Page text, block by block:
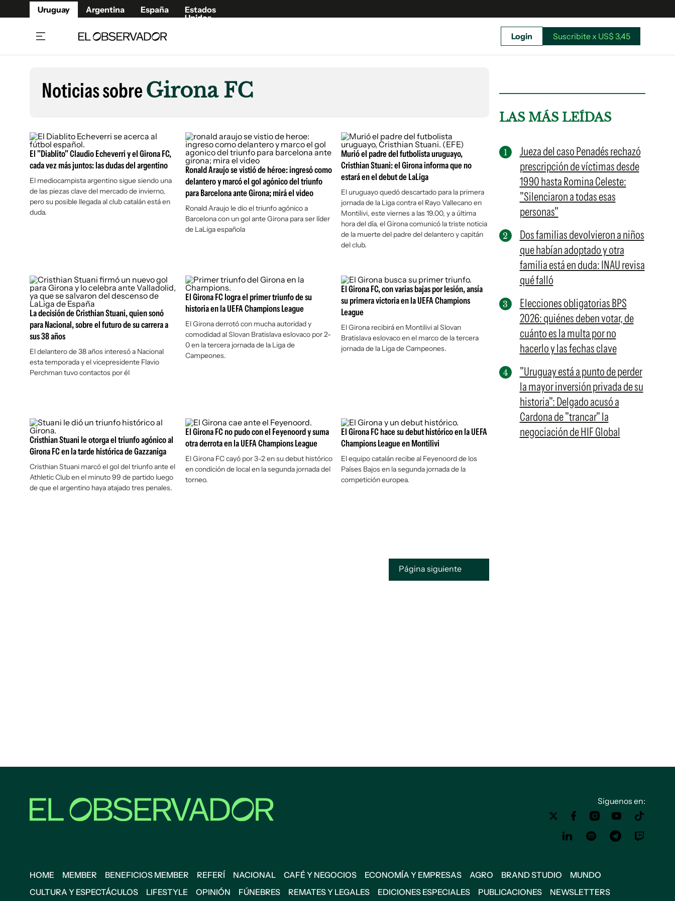
Uruguay Argentina España
Estados
Unidos
Beneficios Member
Café y Negocios
Economía y Empresas
Agro
Brand Studio
Mundo
Cultura y Espectáculos
Fúnebres
Publicaciones
Newsletters
Argentina
España
Suscribite x US$ 3,45
Login Suscribite x US$ 3,45
Noticias sobreGirona FC
El "Diablito" Claudio Echeverri y el Girona FC,
cada vez más juntos: las dudas del argentino
El mediocampista argentino sigue siendo una
de las piezas clave del mercado de invierno,
pero su posible llegada al club catalán está en
duda.
Ronald Araujo se vistió de héroe: ingresó como
delantero y marcó el gol agónico del triunfo
para Barcelona ante Girona; mirá el video
Ronald Araujo le dio el triunfo agónico a
Barcelona con un gol ante Girona para ser líder
de LaLiga española
Murió el padre del futbolista uruguayo,
Cristhian Stuani: el Girona informa que no
estará en el debut de LaLiga
El uruguayo quedó descartado para la primera
jornada de la Liga contra el Rayo Vallecano en
Montilivi, este viernes a las 19.00, y a última
hora del día, el Girona comunicó la triste noticia
de la muerte del padre del delantero y capitán
del club.
La decisión de Cristhian Stuani, quien sonó
para Nacional, sobre el futuro de su carrera a
sus 38 años
El delantero de 38 años interesó a Nacional
esta temporada y el vicepresidente Flavio
Perchman tuvo contactos por él
El Girona FC logra el primer triunfo de su
historia en la UEFA Champions League
El Girona derrotó con mucha autoridad y
comodidad al Slovan Bratislava eslovaco por 2-
0 en la tercera jornada de la Liga de
Campeones.
El Girona FC, con varias bajas por lesión, ansía
su primera victoria en la UEFA Champions
League
El Girona recibirá en Montilivi al Slovan
Bratislava eslovaco en el marco de la tercera
jornada de la Liga de Campeones.
Cristhian Stuani le otorga el triunfo agónico al
Girona FC en la tarde histórica de Gazzaniga
Cristhian Stuani marcó el gol del triunfo ante el
Athletic Club en el minuto 99 de partido luego
de que el argentino haya atajado tres penales.
El Girona FC no pudo con el Feyenoord y suma
otra derrota en la UEFA Champions League
El Girona FC cayó por 3-2 en su debut histórico
en condición de local en la segunda jornada del
torneo.
El Girona FC hace su debut histórico en la UEFA
Champions League en Montilivi
El equipo catalán recibe al Feyenoord de los
Países Bajos en la segunda jornada de la
competición europea.
Página siguiente
LAS MÁS LEÍDAS
Jueza del caso Penadés rechazó
prescripción de víctimas desde
1990 hasta Romina Celeste:
"Silenciaron a todas esas
personas"
Dos familias devolvieron a niños
que habían adoptado y otra
familia está en duda: INAU revisa
qué falló
Elecciones obligatorias BPS
2026: quiénes deben votar, de
cuánto es la multa por no
hacerlo y las fechas clave
"Uruguay está a punto de perder
la mayor inversión privada de su
historia": Delgado acusó a
Cardona de "trancar" la
negociación de HIF Global
Siguenos en:
HOME MEMBER BENEFICIOS MEMBER REFERÍ NACIONAL CAFÉ Y NEGOCIOS ECONOMÍA Y EMPRESAS AGRO BRAND STUDIO
MUNDO
CULTURA Y ESPECTÁCULOS
LIFESTYLE OPINIÓN FÚNEBRES REMATES Y LEGALES EDICIONES ESPECIALES PUBLICACIONES NEWSLETTERS